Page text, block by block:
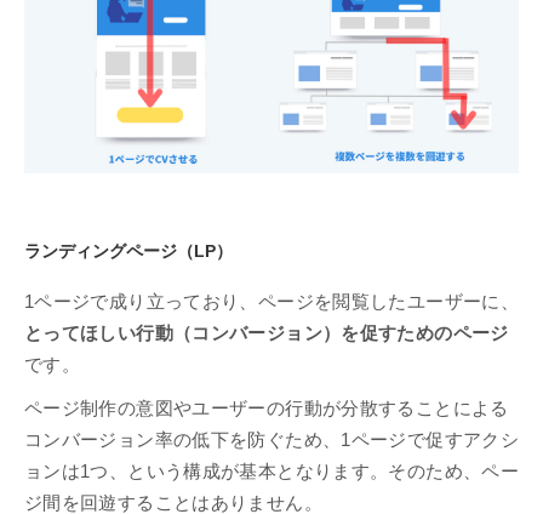
ランディングページ（LP）
1ページで成り立っており、ページを閲覧したユーザーに、
とってほしい行動（コンバージョン）を促すためのページ
です。
ページ制作の意図やユーザーの行動が分散することによる
コンバージョン率の低下を防ぐため、1ページで促すアクシ
ョンは1つ、という構成が基本となります。そのため、ペー
ジ間を回遊することはありません。